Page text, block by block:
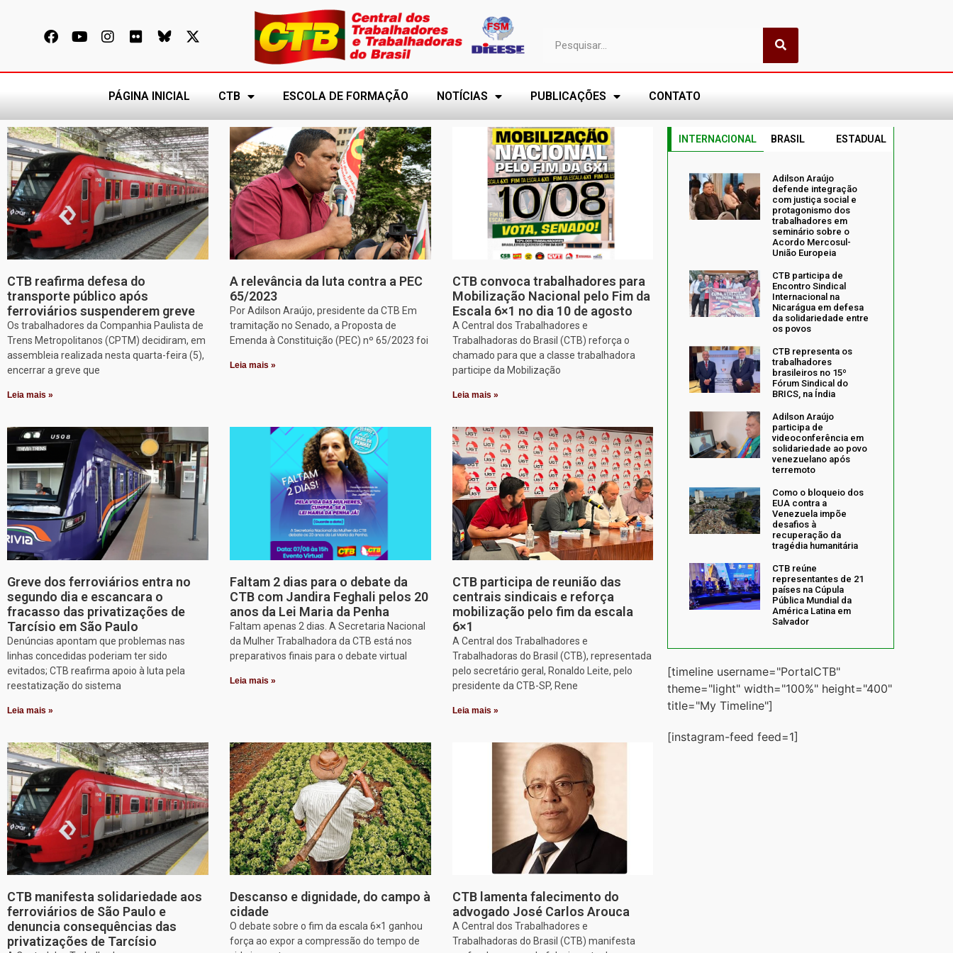
PÁGINA INICIAL CTB ESCOLA DE FORMAÇÃO NOTÍCIAS PUBLICAÇÕES CONTATO
CTB reafirma defesa do
transporte público após
ferroviários suspenderem greve
Os trabalhadores da Companhia Paulista de
Trens Metropolitanos (CPTM) decidiram, em
assembleia realizada nesta quarta-feira (5),
encerrar a greve que
Leia mais »
A relevância da luta contra a PEC
65/2023
Por Adilson Araújo, presidente da CTB Em
tramitação no Senado, a Proposta de
Emenda à Constituição (PEC) nº 65/2023 foi
Leia mais »
CTB convoca trabalhadores para
Mobilização Nacional pelo Fim da
Escala 6×1 no dia 10 de agosto
A Central dos Trabalhadores e
Trabalhadoras do Brasil (CTB) reforça o
chamado para que a classe trabalhadora
participe da Mobilização
Leia mais »
Greve dos ferroviários entra no
segundo dia e escancara o
fracasso das privatizações de
Tarcísio em São Paulo
Denúncias apontam que problemas nas
linhas concedidas poderiam ter sido
evitados; CTB reafirma apoio à luta pela
reestatização do sistema
Leia mais »
Faltam 2 dias para o debate da
CTB com Jandira Feghali pelos 20
anos da Lei Maria da Penha
Faltam apenas 2 dias. A Secretaria Nacional
da Mulher Trabalhadora da CTB está nos
preparativos finais para o debate virtual
Leia mais »
CTB participa de reunião das
centrais sindicais e reforça
mobilização pelo fim da escala
6×1
A Central dos Trabalhadores e
Trabalhadoras do Brasil (CTB), representada
pelo secretário geral, Ronaldo Leite, pelo
presidente da CTB-SP, Rene
Leia mais »
CTB manifesta solidariedade aos
ferroviários de São Paulo e
denuncia consequências das
privatizações de Tarcísio
Descanso e dignidade, do campo à
cidade
O debate sobre o fim da escala 6×1 ganhou
força ao expor a compressão do tempo de
CTB lamenta falecimento do
advogado José Carlos Arouca
A Central dos Trabalhadores e
Trabalhadoras do Brasil (CTB) manifesta
INTERNACIONAL BRASIL ESTADUAL
Adilson Araújo
defende integração
com justiça social e
protagonismo dos
trabalhadores em
seminário sobre o
Acordo Mercosul-
União Europeia
CTB participa de
Encontro Sindical
Internacional na
Nicarágua em defesa
da solidariedade entre
os povos
CTB representa os
trabalhadores
brasileiros no 15º
Fórum Sindical do
BRICS, na Índia
Adilson Araújo
participa de
videoconferência em
solidariedade ao povo
venezuelano após
terremoto
Como o bloqueio dos
EUA contra a
Venezuela impõe
desafios à
recuperação da
tragédia humanitária
CTB reúne
representantes de 21
países na Cúpula
Pública Mundial da
América Latina em
Salvador
[timeline username="PortalCTB"
theme="light" width="100%" height="400"
title="My Timeline"]
[instagram-feed feed=1]